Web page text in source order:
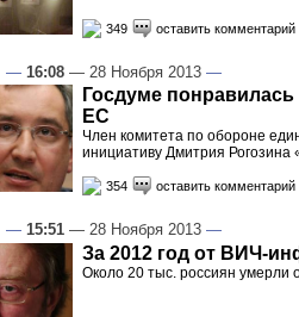
349 оставить комментарий
— 16:08 — 28 Ноября 2013 —
Госдуме
ЕС
Член комитета по обороне
инициативу Дмитрия
354 оставить комментарий
— 15:51 — 28 Ноября 2013 —
За 2012 год от ВИЧ-
Около 20 тыс. россиян умерли